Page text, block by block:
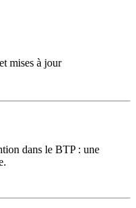
mises à jour
dans le BTP : une